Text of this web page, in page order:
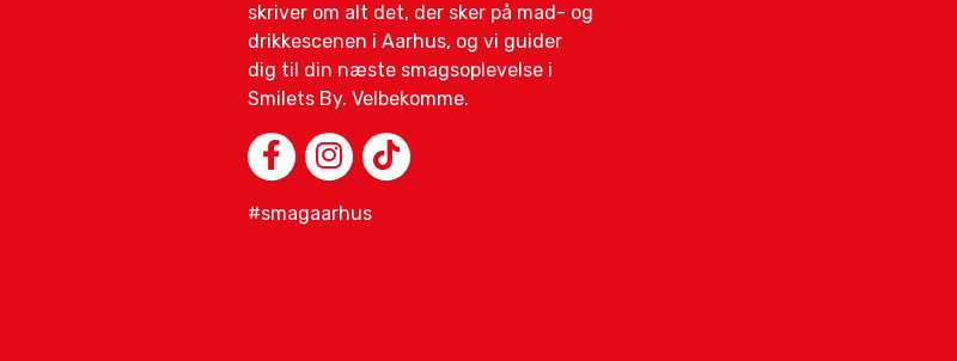
skriver om alt det, der sker på mad- og
drikkescenen i Aarhus, og vi guider
dig til din næste smagsoplevelse i
Smilets By. Velbekomme.
#smagaarhus